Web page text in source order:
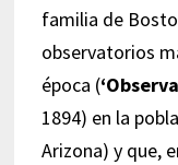
familia de
observatorios
época (
1894) en la
Arizona) y que,